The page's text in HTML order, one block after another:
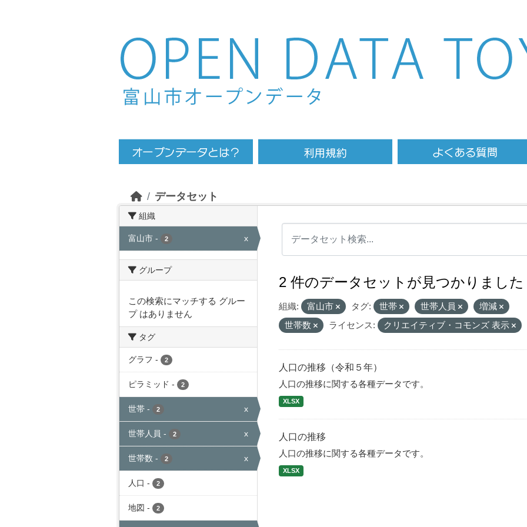
Skip to main content
データセット
組織
富山市 - 2 x
グループ
この検索にマッチする グルー
プ はありません
タグ
グラフ - 2
ピラミッド - 2
世帯 - 2 x
世帯人員 - 2 x
世帯数 - 2 x
人口 - 2
地図 - 2
2 件のデータセットが見つかりました
組織: 富山市 タグ: 世帯 世帯人員
増減
世帯数
ライセンス: クリエイティブ・コモンズ 表示
人口の推移（令和５年）
人口の推移に関する各種データです。
XLSX
人口の推移
人口の推移に関する各種データです。
XLSX